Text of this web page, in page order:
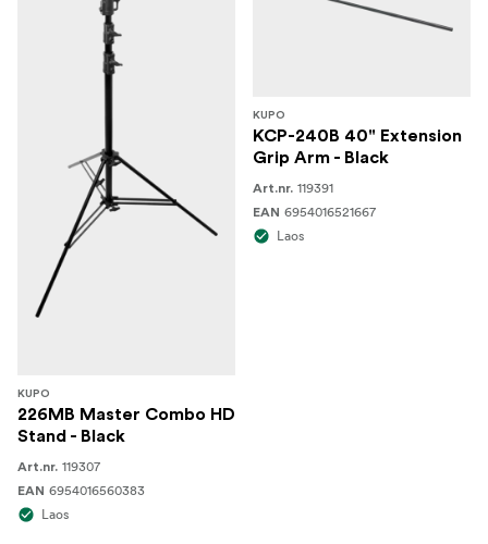
KUPO
226MB Master Combo HD
Stand - Black
Art.nr. 119307
EAN 6954016560383
Laos
KUPO
KCP-240B 40" Extension
Grip Arm - Black
Art.nr. 119391
EAN 6954016521667
Laos